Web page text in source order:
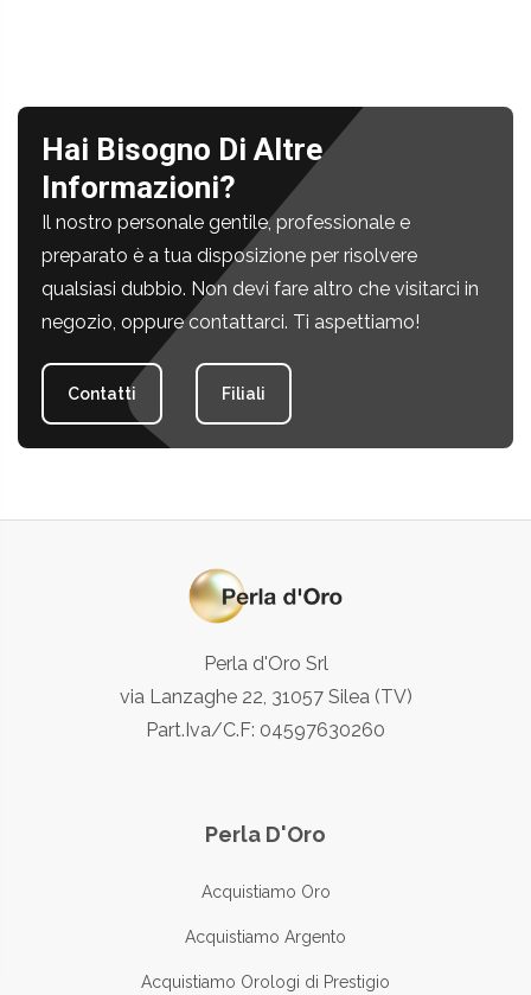
Hai Bisogno Di Altre
Informazioni?
Il nostro personale gentile, professionale e
preparato è a tua disposizione per risolvere
qualsiasi dubbio. Non devi fare altro che visitarci in
negozio, oppure contattarci. Ti aspettiamo!
Contatti Filiali
Perla d'Oro Srl
via Lanzaghe 22, 31057 Silea (TV)
Part.Iva/C.F: 04597630260
Perla D'Oro
Acquistiamo Oro
Acquistiamo Argento
Acquistiamo Orologi di Prestigio